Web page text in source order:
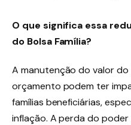
O que significa essa
do Bolsa Família?
A manutenção do valor
orçamento podem ter
famílias beneficiárias,
inflação. A perda do